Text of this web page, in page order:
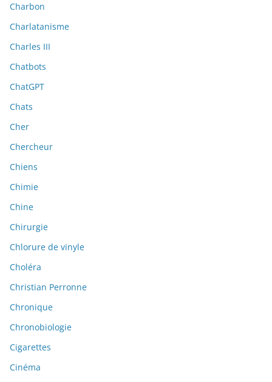
Charbon
Charlatanisme
Charles III
Chatbots
ChatGPT
Chats
Cher
Chercheur
Chiens
Chimie
Chine
Chirurgie
Chlorure de vinyle
Choléra
Christian Perronne
Chronique
Chronobiologie
Cigarettes
Cinéma